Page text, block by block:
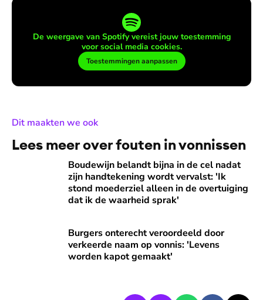
De weergave van Spotify vereist jouw toestemming
voor social media cookies.
Toestemmingen aanpassen
Dit maakten we ook:
Lees meer over fouten in vonnissen
Boudewijn belandt bijna in de cel nadat
zijn handtekening wordt vervalst: 'Ik
stond moederziel alleen in de overtuiging
dat ik de waarheid sprak'
Boudewijn belandt bijna in de cel nadat zijn
Burgers onterecht veroordeeld door
verkeerde naam op vonnis: 'Levens
worden kapot gemaakt'
Burgers onterecht veroordeeld door verkeerde naam op